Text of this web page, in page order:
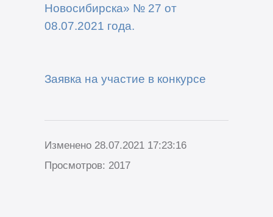
Новосибирска» № 27 от
08.07.2021 года.
Заявка на участие в конкурсе
Изменено 28.07.2021 17:23:16
Просмотров: 2017